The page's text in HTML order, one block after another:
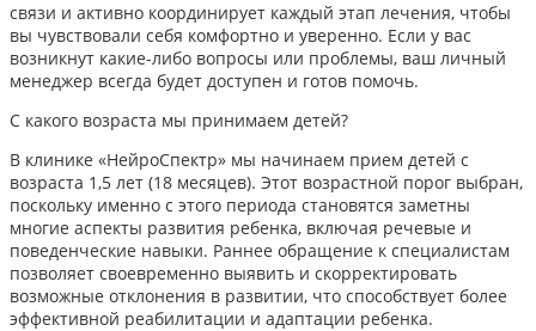
связи и активно координирует каждый этап лечения, чтобы
вы чувствовали себя комфортно и уверенно. Если у вас
возникнут какие-либо вопросы или проблемы, ваш личный
менеджер всегда будет доступен и готов помочь.
С какого возраста мы принимаем детей?
В клинике «НейроСпектр» мы начинаем прием детей с
возраста 1,5 лет (18 месяцев). Этот возрастной порог выбран,
поскольку именно с этого периода становятся заметны
многие аспекты развития ребенка, включая речевые и
поведенческие навыки. Раннее обращение к специалистам
позволяет своевременно выявить и скорректировать
возможные отклонения в развитии, что способствует более
эффективной реабилитации и адаптации ребенка.​